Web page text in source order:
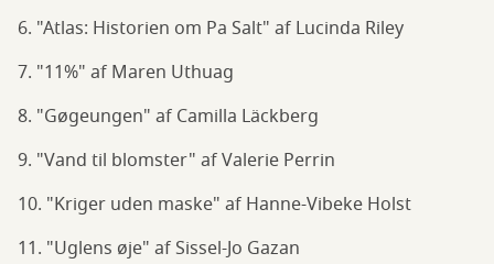
6. "Atlas: Historien om Pa Salt" af Lucinda Riley
7. "11%" af Maren Uthuag
8. "Gøgeungen" af Camilla Läckberg
9. "Vand til blomster" af Valerie Perrin
10. "Kriger uden maske" af Hanne-Vibeke Holst
11. "Uglens øje" af Sissel-Jo Gazan